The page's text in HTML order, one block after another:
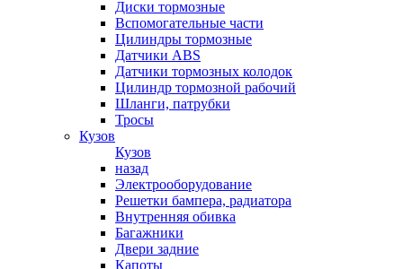
Диски тормозные
Вспомогательные части
Цилиндры тормозные
Датчики ABS
Датчики тормозных колодок
Цилиндр тормозной рабочий
Шланги, патрубки
Тросы
Кузов
Кузов
назад
Электрооборудование
Решетки бампера, радиатора
Внутренняя обивка
Багажники
Двери задние
Капоты